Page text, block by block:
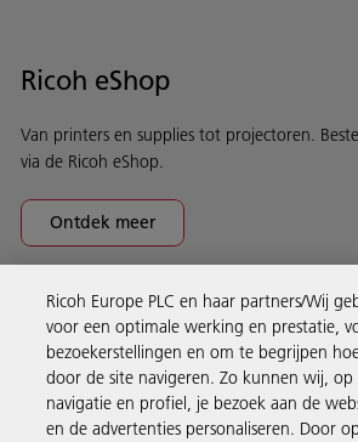
Ricoh eShop
Van printers en supplies tot projectoren.
via de Ricoh eShop.
Ontdek meer
Business Solutions
Producten en services
Ricoh Europe PLC en haar partners/Wij
voor een optimale werking en prestatie,
bezoekerstellingen en om te begrijpen
door de site navigeren. Zo kunnen wij, op
navigatie en profiel, je bezoek aan de
en de advertenties personaliseren. Door